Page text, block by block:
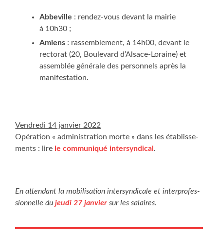
Abbe­ville : ren­dez-vous devant la mai­rie
à 10h30 ;
Amiens : ras­sem­ble­ment, à 14h00, devant le
rec­to­rat (20, Bou­le­vard d’Al­sace-Loraine) et
assem­blée géné­rale des per­son­nels après la
manifestation.
Ven­dre­di 14 jan­vier 2022
Opé­ra­tion « admi­nis­tra­tion morte » dans les éta­blis­se­
ments : lire le com­mu­ni­qué inter­syn­di­cal .
En atten­dant la mobi­li­sa­tion inter­syn­di­cale et inter­pro­fes­
sion­nelle dujeu­di 27 jan­vier sur les salaires.